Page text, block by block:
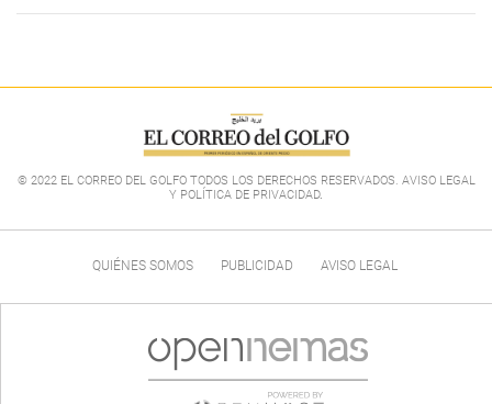
© 2022 EL CORREO DEL GOLFO TODOS LOS DERECHOS RESERVADOS. AVISO LEGAL
Y POLÍTICA DE PRIVACIDAD.
QUIÉNES SOMOS PUBLICIDAD AVISO LEGAL